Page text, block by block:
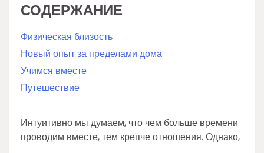
СОДЕРЖАНИЕ
Физическая близость
Новый опыт за пределами дома
Учимся вместе
Путешествие
Интуитивно мы думаем, что чем больше времени
проводим вместе, тем крепче отношения. Однако,